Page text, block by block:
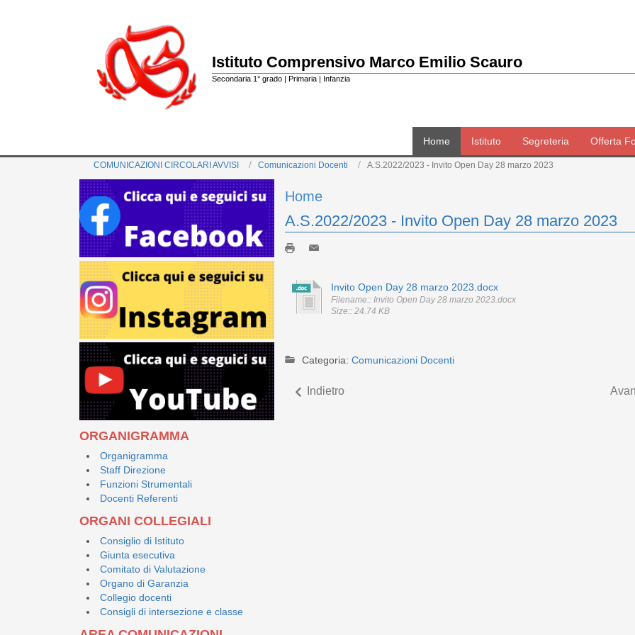
Istituto Comprensivo Marco Emilio Scauro
Secondaria 1° grado | Primaria | Infanzia
Home Istituto Segreteria Offerta
COMUNICAZIONI CIRCOLARI AVVISI Comunicazioni Docenti A.S.2022/2023 - Invito Open Day 28 marzo 2023
ORGANIGRAMMA
Organigramma
Staff Direzione
Funzioni Strumentali
Docenti Referenti
ORGANI COLLEGIALI
Consiglio di Istituto
Giunta esecutiva
Comitato di Valutazione
Organo di Garanzia
Collegio docenti
Consigli di intersezione e classe
Home
A.S.2022/2023 - Invito Open Day 28 marzo 2023
Invito Open Day 28 marzo 2023.docx
Filename:: Invito Open Day 28 marzo 2023.docx
Size:: 24.74 KB
Categoria: Comunicazioni Docenti
Indietro